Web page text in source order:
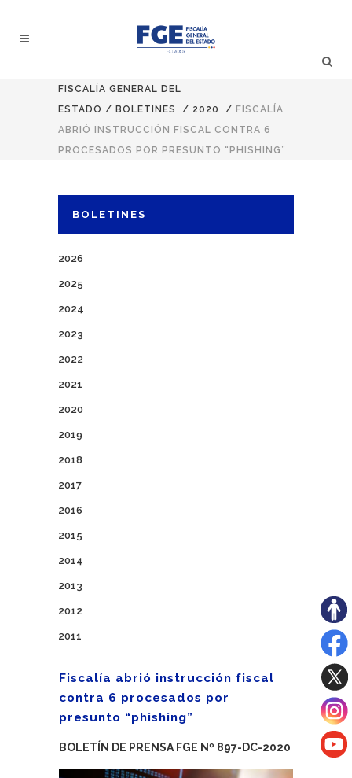
FISCALÍA GENERAL DEL
ESTADO / BOLETINES / 2020 / FISCALÍA
ABRIÓ INSTRUCCIÓN FISCAL CONTRA 6
PROCESADOS POR PRESUNTO “PHISHING”
BOLETINES
2026
2025
2024
2023
2022
2021
2020
2019
2018
2017
2016
2015
2014
2013
2012
2011
Fiscalía abrió instrucción fiscal
contra 6 procesados por
presunto “phishing”
BOLETÍN DE PRENSA FGE Nº 897-DC-2020